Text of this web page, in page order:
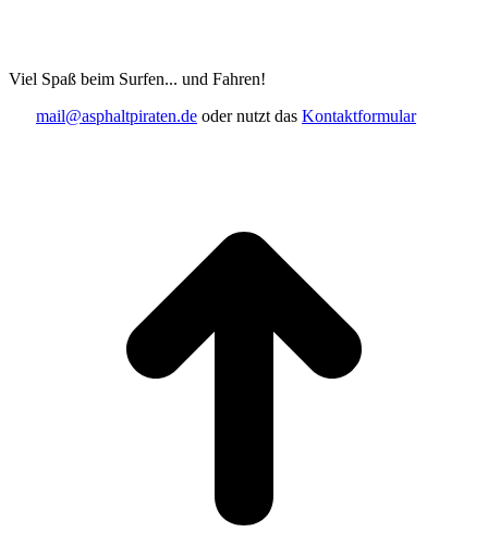
Viel Spaß beim Surfen... und Fahren!
mail@asphaltpiraten.de oder nutzt das Kontaktformular